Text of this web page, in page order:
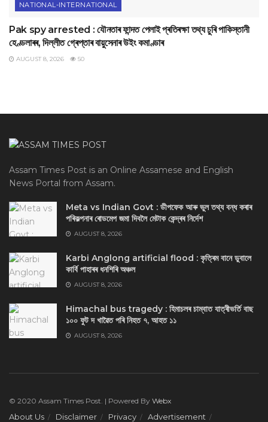
NATIONAL-INTERNATIONAL
Pak spy arrested : যৌনতাৰ ফান্দত পেলাই প্ৰতিৰক্ষা তথ্য চুৰি পাকিস্তানী
হেণ্ডলাৰৰ, দিল্লীত গ্ৰেপ্তাৰ বায়ুসেনাৰ উইং কমাণ্ডাৰ
AUGUST 8, 2026 50
Assam Times Post is an Online Assamese and English
News Portal from Assam.
Meta vs Indian Govt : ডীপফেক আৰু ভুল তথ্য বন্ধ কৰাৰ
পৰিকল্পনাৰ ৰোডমেপ জমা দিবলৈ মেটাক কেন্দ্ৰৰ নিৰ্দেশ
AUGUST 8, 2026
Karbi Anglong artificial flood : কৃত্ৰিম বানে ডুবালে
কাৰ্বি পাহাৰৰ ধনশিৰি অঞ্চল
AUGUST 8, 2026
Himachal bus tragedy : হিমাচলৰ চাম্বাত যাত্ৰীভৰ্তি বাছ
১০০ ফুট দ খাৱৈত পৰি নিহত ৭, আহত ১১
AUGUST 8, 2026
© 2020 Assam Times Post. | Powered By Webx
About Us Disclaimer Privacy Advertisement